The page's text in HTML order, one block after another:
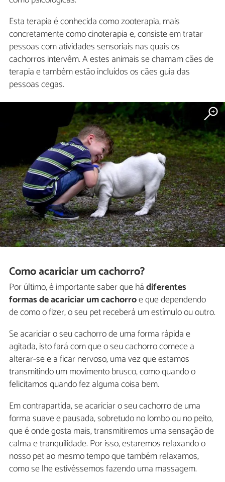
Esta terapia é conhecida como zooterapia, mais
concretamente como cinoterapia e, consiste em tratar
pessoas com atividades sensoriais nas quais os
cachorros intervêm. A estes animais se chamam cães de
terapia e também estão incluídos os cães guia das
pessoas cegas.
Como acariciar um cachorro?
Por último, é importante saber que hádiferentes
formas de acariciar um cachorroe que dependendo
de como o fizer, o seu pet receberá um estímulo ou outro.
Se acariciar o seu cachorro de uma forma rápida e
agitada, isto fará com que o seu cachorro comece a
alterar-se e a ficar nervoso, uma vez que estamos
transmitindo um movimento brusco, como quando o
felicitamos quando fez alguma coisa bem.
Em contrapartida, se acariciar o seu cachorro de uma
forma suave e pausada, sobretudo no lombo ou no peito,
que é onde gosta mais, transmitiremos uma sensação de
calma e tranquilidade. Por isso, estaremos relaxando o
nosso pet ao mesmo tempo que também relaxamos,
como se lhe estivéssemos fazendo uma massagem.